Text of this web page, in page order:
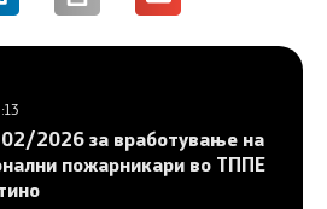
2026 за вработување на
пожарникари во ТППЕ